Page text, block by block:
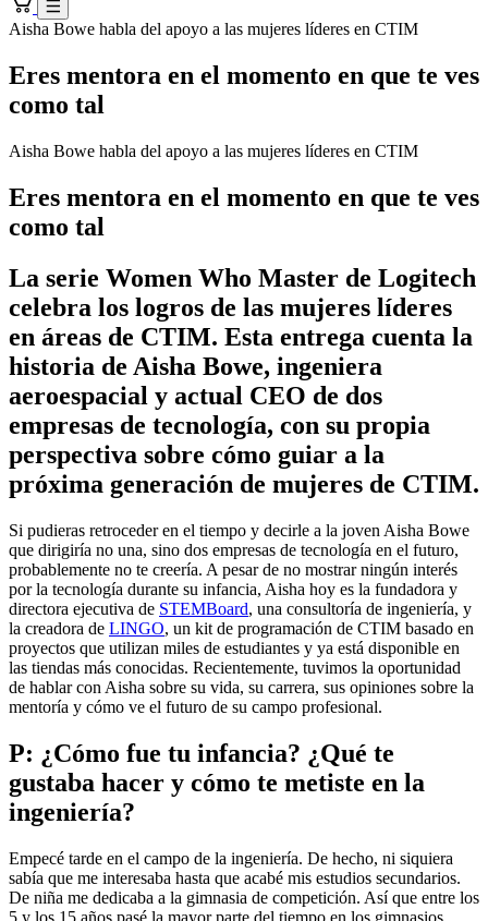
Aisha Bowe habla del apoyo a las mujeres líderes en CTIM
Eres mentora en el momento en que te ves
como tal
Aisha Bowe habla del apoyo a las mujeres líderes en CTIM
Eres mentora en el momento en que te ves
como tal
La serie Women Who Master de Logitech
celebra los logros de las mujeres líderes
en áreas de CTIM. Esta entrega cuenta la
historia de Aisha Bowe, ingeniera
aeroespacial y actual CEO de dos
empresas de tecnología, con su propia
perspectiva sobre cómo guiar a la
próxima generación de mujeres de CTIM.
Si pudieras retroceder en el tiempo y decirle a la joven Aisha Bowe
que dirigiría no una, sino dos empresas de tecnología en el futuro,
probablemente no te creería. A pesar de no mostrar ningún interés
por la tecnología durante su infancia, Aisha hoy es la fundadora y
directora ejecutiva de STEMBoard, una consultoría de ingeniería, y
la creadora de LINGO, un kit de programación de CTIM basado en
proyectos que utilizan miles de estudiantes y ya está disponible en
las tiendas más conocidas. Recientemente, tuvimos la oportunidad
de hablar con Aisha sobre su vida, su carrera, sus opiniones sobre la
mentoría y cómo ve el futuro de su campo profesional.
P: ¿Cómo fue tu infancia? ¿Qué te
gustaba hacer y cómo te metiste en la
ingeniería?
Empecé tarde en el campo de la ingeniería. De hecho, ni siquiera
sabía que me interesaba hasta que acabé mis estudios secundarios.
De niña me dedicaba a la gimnasia de competición. Así que entre los
5 y los 15 años pasé la mayor parte del tiempo en los gimnasios,